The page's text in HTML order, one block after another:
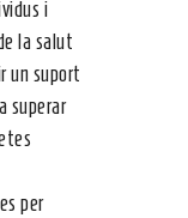
i
la salut
un suport
superar
per